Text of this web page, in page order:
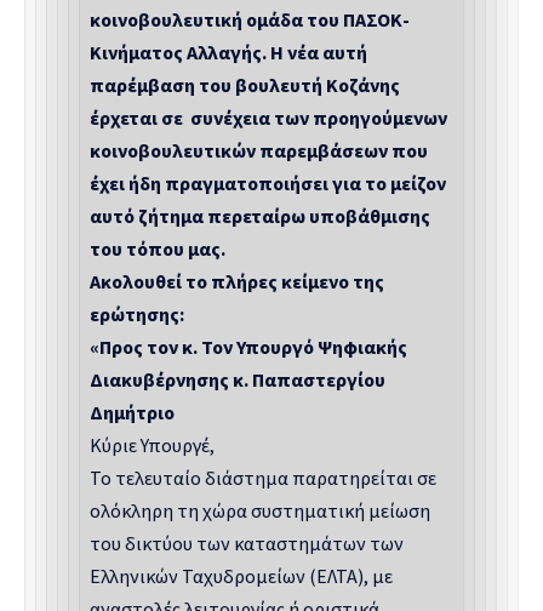
κοινοβουλευτική ομάδα του ΠΑΣΟΚ-
Κινήματος Αλλαγής. Η νέα αυτή
παρέμβαση του βουλευτή Κοζάνης
έρχεται σε συνέχεια των προηγούμενων
κοινοβουλευτικών παρεμβάσεων που
έχει ήδη πραγματοποιήσει για το μείζον
αυτό ζήτημα περεταίρω υποβάθμισης
του τόπου μας.
Ακολουθεί το πλήρες κείμενο της
ερώτησης:
«Προς τον κ. Τον Υπουργό Ψηφιακής
Διακυβέρνησης κ. Παπαστεργίου
Δημήτριο
Κύριε Υπουργέ,
Το τελευταίο διάστημα παρατηρείται σε
ολόκληρη τη χώρα συστηματική μείωση
του δικτύου των καταστημάτων των
Ελληνικών Ταχυδρομείων (ΕΛΤΑ), με